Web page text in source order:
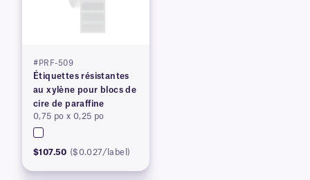
#PRF-509
Étiquettes résistantes
au xylène pour blocs de
cire de paraffine
0,75 po x 0,25 po
$107.50 ($0.027/label)